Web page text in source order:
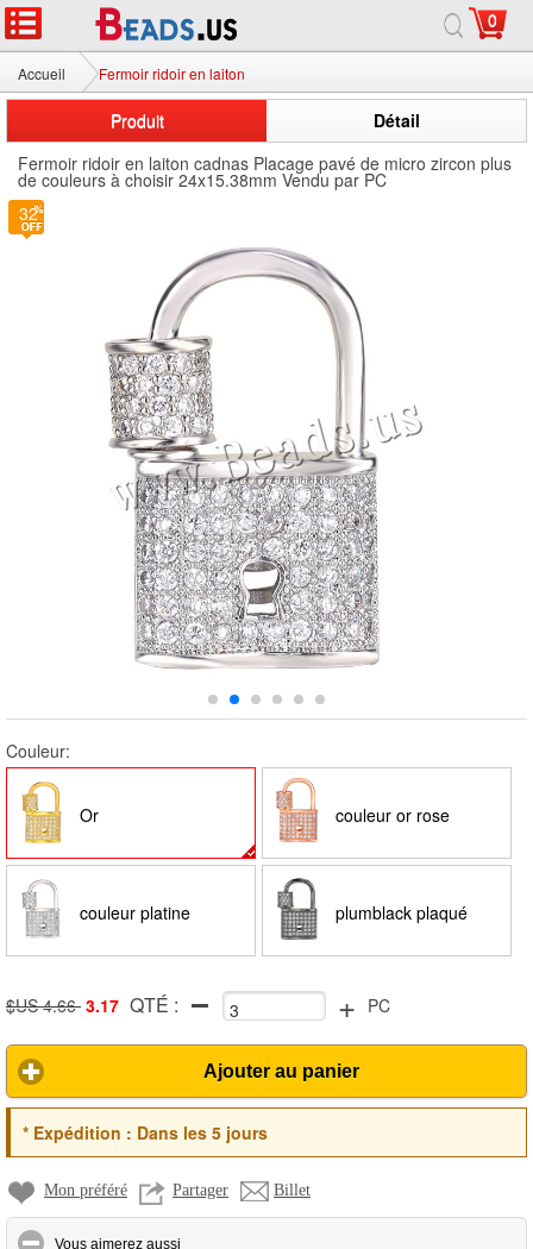
0
Accueil Fermoir ridoir en laiton
Produit
Détail
Fermoir ridoir en laiton cadnas Placage pavé de micro zircon plus
de couleurs à choisir 24x15.38mm Vendu par PC
Couleur:
Or couleur or rose
couleur platine plumblack plaqué
couleur
$US 4.66 3.17 QTÉ : + PC
Ajouter au panier
*Expédition : Dans les 5 jours
Mon préféré Partager Billet
Vous aimerez aussi